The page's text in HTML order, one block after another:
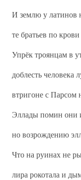
И землю у латинов
те братьев по
Упрёк троянцам в
доблесть человека
втригоне с Парсом
Эллады помин они
но возрождению
Что на руинах не
лира рокотала и